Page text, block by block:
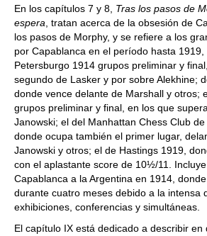
En los capítulos 7 y 8, Tras los pasos de
espera , tratan acerca de la obsesión de
los pasos de Morphy, y se refiere a los
por Capablanca en el período hasta
Petersburgo 1914 grupos preliminar y
segundo de Lasker y por sobre Alekhine;
donde vence delante de Marshall y otros;
grupos preliminar y final, en los que
Janowski; el del Manhattan Chess Club de
donde ocupa también el primer lugar,
Janowski y otros; el de Hastings 1919,
con el aplastante score de 10½/11.
Capablanca a la Argentina en 1914,
durante cuatro meses debido a la intensa
exhibiciones, conferencias y simultáneas.
El capítulo IX está dedicado a describir en